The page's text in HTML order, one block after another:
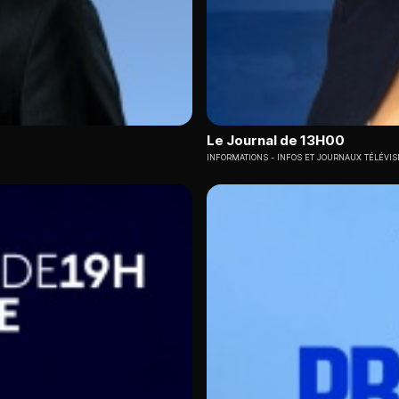
Le Journal de 13H00
INFORMATIONS INFOS ET JOURNAUX